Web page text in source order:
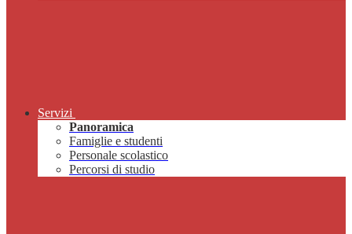
Servizi
Panoramica
Famiglie e studenti
Personale scolastico
Percorsi di studio